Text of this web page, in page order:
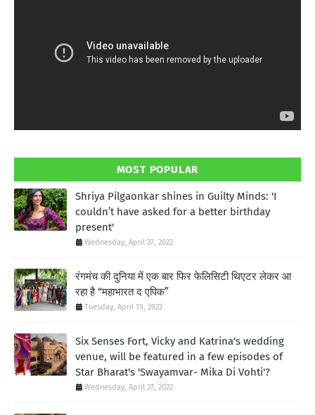
MOST POPULAR
Shriya Pilgaonkar shines in Guilty Minds: 'I
couldn’t have asked for a better birthday
present'
Wednesday, April 27, 2022
रंगमंच की दुनिया में एक बार फिर फेलिसिटी थिएटर लेकर आ
रहा है “महाभारत द एपिक”
Tuesday, April 19, 2022
Six Senses Fort, Vicky and Katrina's wedding
venue, will be featured in a few episodes of
Star Bharat's 'Swayamvar- Mika Di Vohti'?
Wednesday, April 27, 2022